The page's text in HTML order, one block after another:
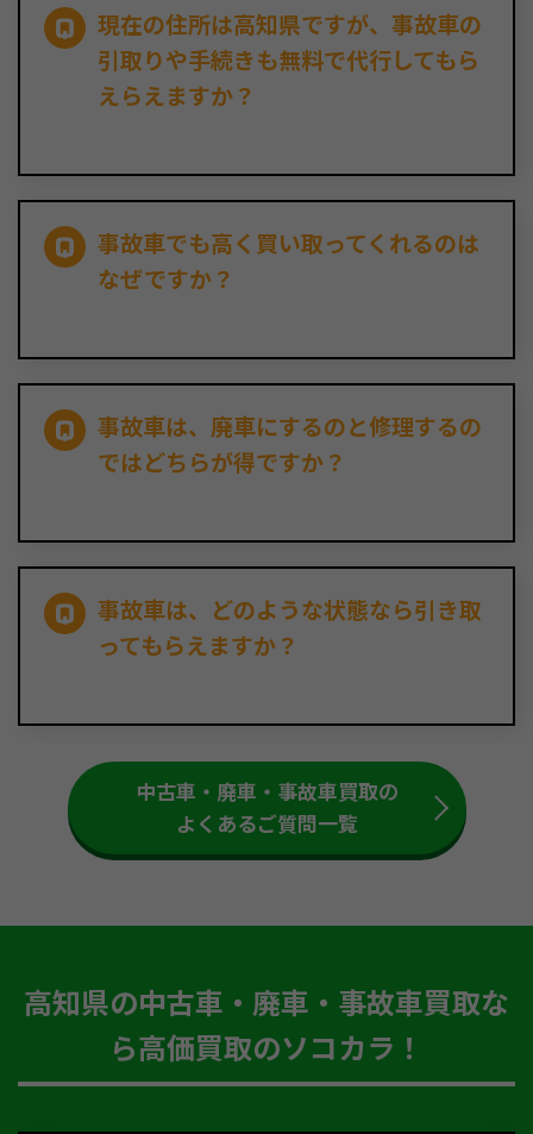
現在の住所は高知県ですが、事故車の
引取りや手続きも無料で代行してもら
えらえますか？
事故車でも高く買い取ってくれるのは
なぜですか？
事故車は、廃車にするのと修理するの
ではどちらが得ですか？
事故車は、どのような状態なら引き取
ってもらえますか？
中古車・廃車・事故車買取の
よくあるご質問一覧
高知県の中古車・廃車・事故車買取な
ら高価買取のソコカラ！